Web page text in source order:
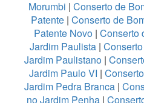
Morumbi | Conserto de
Patente| Conserto de
Patente Novo| Conserto
Jardim Paulista |
Jardim Paulistano |
Jardim Paulo VI |
Jardim Pedra Branca |
no Jardim Penha|